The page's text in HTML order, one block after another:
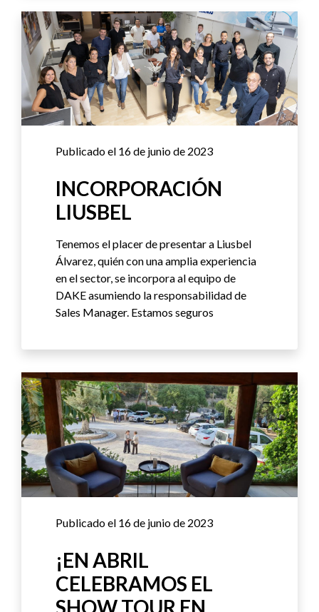
Publicado el 16 de junio de 2023
INCORPORACIÓN
LIUSBEL
Tenemos el placer de presentar a Liusbel
Álvarez, quién con una amplia experiencia
en el sector, se incorpora al equipo de
DAKE asumiendo la responsabilidad de
Sales Manager. Estamos seguros
Publicado el 16 de junio de 2023
¡EN ABRIL
CELEBRAMOS EL
SHOW TOUR EN